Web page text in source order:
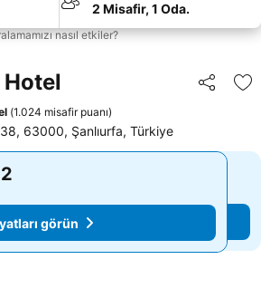
2 Misafir, 1 Oda.
nasıl etkiler?
Paylaş
(1.024 misafir puanı)
63000, Şanlıurfa, Türkiye
Fiyatları görün
görün